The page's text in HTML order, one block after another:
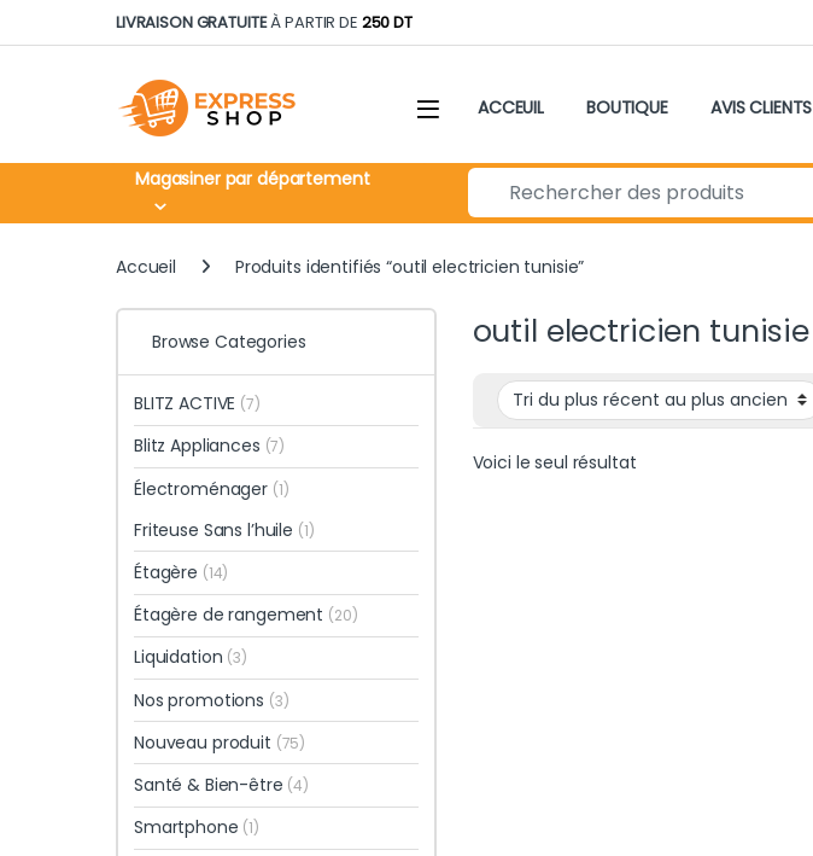
Skip to navigation
Skip to contentLIVRAISON GRATUITEÀ PARTIR DE 250 DT
ACCEUIL BOUTIQUE AVIS CLIENTS
Magasiner par département Search for:
Accueil Produits identifiés “outil electricien tunisie”
outil electricien tunisie
Voici le seul résultat
Browse Categories
BLITZ ACTIVE (7)
Blitz Appliances (7)
Électroménager (1)
Friteuse Sans l’huile (1)
Étagère (14)
Étagère de rangement (20)
Liquidation (3)
Nos promotions (3)
Nouveau produit (75)
Santé & Bien-être (4)
Smartphone (1)